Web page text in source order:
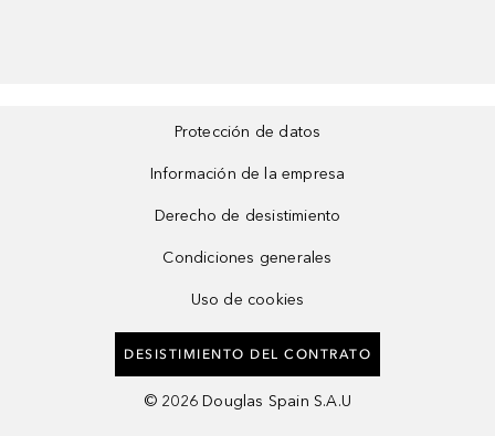
Protección de datos
Información de la empresa
Derecho de desistimiento
Condiciones generales
Uso de cookies
DESISTIMIENTO DEL CONTRATO
© 2026 Douglas Spain S.A.U